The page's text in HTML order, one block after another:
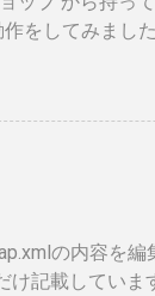
ドが届いて少
しアクティブ
の人も結構い
ックがしやす
す。 ふと気が
をしてみまし
な進展でデバ
等集めてみまし
の内容を
記載していま